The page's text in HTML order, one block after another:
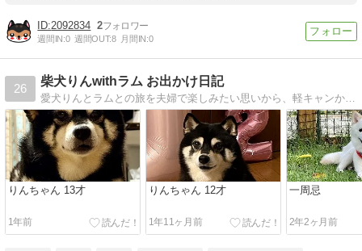
2092834 2
週間IN:0 週間OUT:8 月間IN:0
26
柴犬りんwithラム お出かけ日記
愛犬りんとラムとの旅を夫婦で楽しみたい思いから、軽キャンからバンコンへ乗り換え。柴犬りんとラムの日常と旅先での騒動を描く。そんなブログです。
りんちゃん 13才
1年前
りんちゃん 12才
1年11ヶ月前
一周忌
2年2ヶ月前